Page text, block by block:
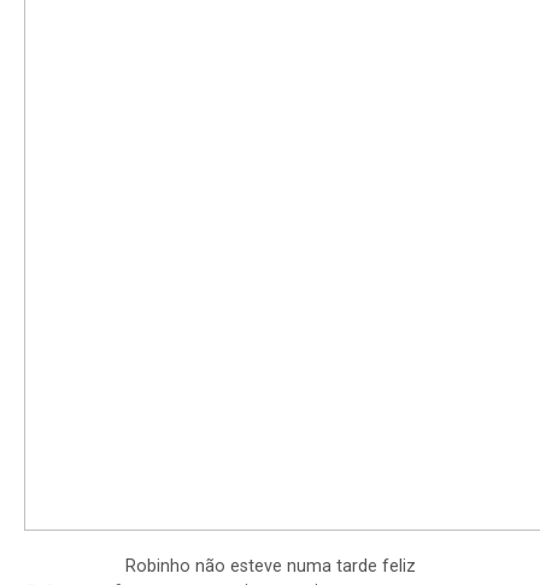
Robinho não esteve numa tarde feliz